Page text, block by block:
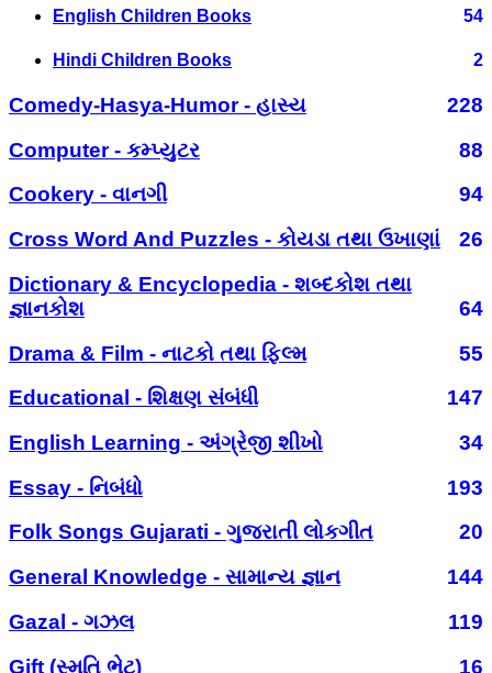
English Children Books 54
Hindi Children Books 2
Comedy-Hasya-Humor - હાસ્ય
228
Computer - કમ્પ્યુટર
88
Cookery - વાનગી
94
Cross Word And Puzzles - કોયડા તથા ઉખાણાં
26
Dictionary & Encyclopedia - શબ્દકોશ તથા
જ્ઞાનકોશ
64
Drama & Film - નાટકો તથા ફિલ્મ
55
Educational - શિક્ષણ સંબંધી
147
English Learning - અંગ્રેજી શીખો
34
Essay - નિબંધો
193
Folk Songs Gujarati - ગુજરાતી લોકગીત
20
General Knowledge - સામાન્ય જ્ઞાન
144
Gazal - ગઝલ
119
Gift (સ્મૃતિ ભેટ)
16